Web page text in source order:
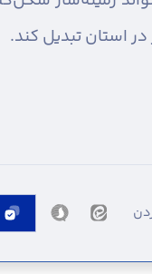
استان تبدیل کند.